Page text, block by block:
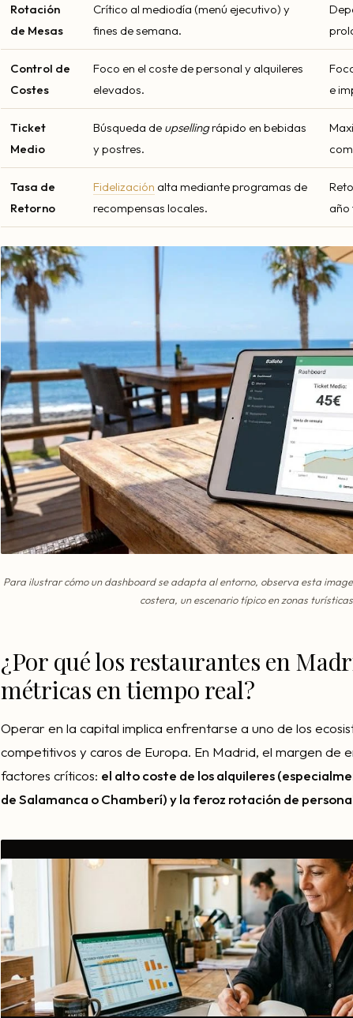
Rotación
de Mesas
Crítico al mediodía (menú ejecutivo) y
fines de semana.
Control de
Costes
Foco en el coste de personal y alquileres
elevados.
e
Ticket
Medio
Búsqueda de upsellingrápido en bebidas
y postres.
Tasa de
Retorno
Fidelización alta mediante programas de
recompensas locales.
año
Para ilustrar cómo un dashboard se adapta al entorno, observa esta
costera, un escenario típico en zonas
¿Por qué los restaurantes en
métricas en tiempo real?
Operar en la capital implica enfrentarse a uno de los
competitivos y caros de Europa. En Madrid, el margen de
factores críticos: el alto coste de los alquileres
de Salamanca o Chamberí) y la feroz rotación de